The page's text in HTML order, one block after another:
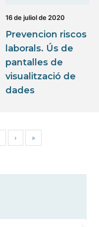
16 de juliol de 2020
Prevencion riscos
laborals. Ús de
pantalles de
visualització de
dades
› »